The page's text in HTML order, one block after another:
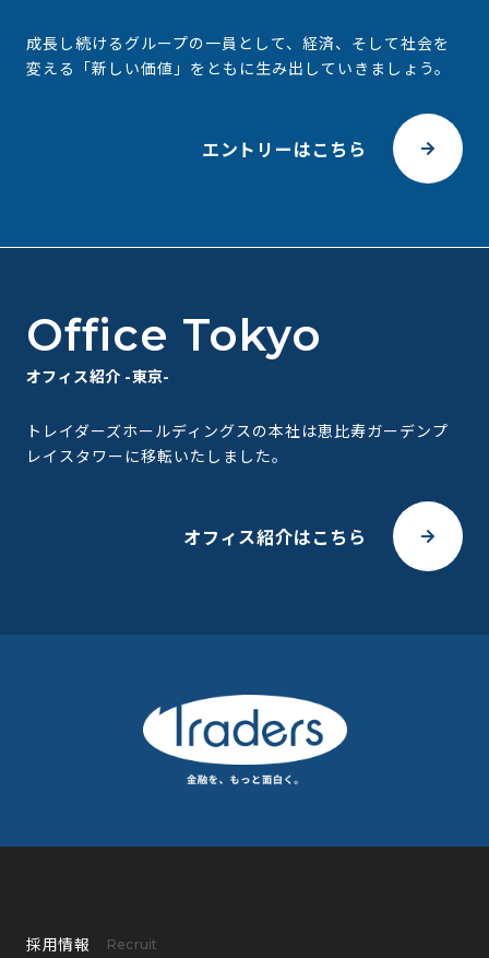
成⻑し続けるグループの⼀員として、経済、そして社会を
変える 「新しい価値」をともに⽣み出していきましょう。
エントリーはこちら
Office Tokyo
オフィス紹介 -東京-
トレイダーズホールディングスの本社は恵比寿ガーデンプ
レイスタワーに移転いたしました。
オフィス紹介はこちら
採用情報 Recruit